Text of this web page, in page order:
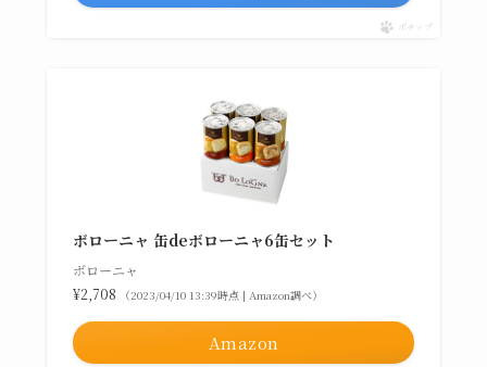
ポチップ
ボローニャ 缶deボローニャ6缶セット
ボローニャ
¥2,708
（2023/04/10 13:39時点 | Amazon調べ）
Amazon